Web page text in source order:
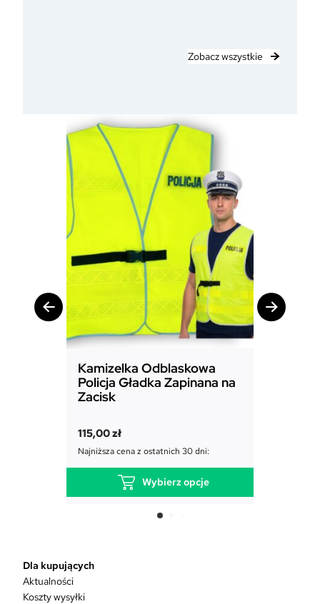
Zobacz wszystkie
Kamizelka Odblaskowa
Policja Gładka Zapinana na
Zacisk
115,00zł
Najniższa cena z ostatnich 30 dni:
Wybierz opcje
e
Dla kupujących
Aktualności
Koszty wysyłki